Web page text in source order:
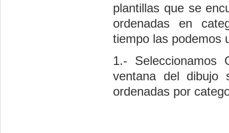
plantillas que se
ordenadas en
tiempo las podemos
1.-
ventana del dibujo
ordenadas por